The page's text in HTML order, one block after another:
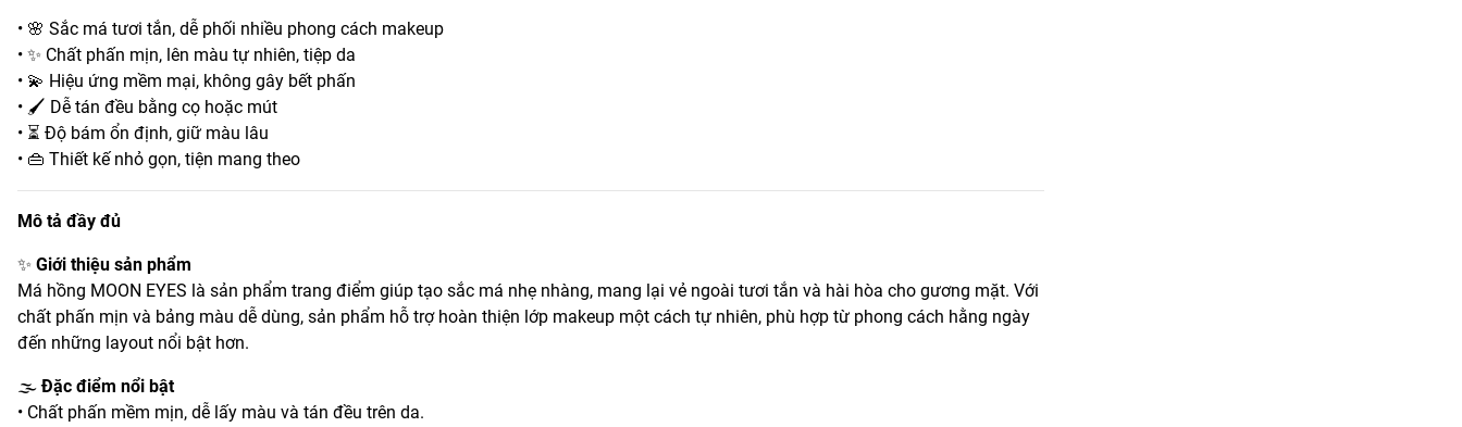
• 🌸 Sắc má tươi tắn, dễ phối nhiều phong cách makeup
• ✨ Chất phấn mịn, lên màu tự nhiên, tiệp da
• 💫 Hiệu ứng mềm mại, không gây bết phấn
• 🖌️ Dễ tán đều bằng cọ hoặc mút
• ⏳ Độ bám ổn định, giữ màu lâu
• 👜 Thiết kế nhỏ gọn, tiện mang theo
Mô tả đầy đủ
✨ Giới thiệu sản phẩm
Má hồng MOON EYES là sản phẩm trang điểm giúp tạo sắc má nhẹ nhàng, mang lại vẻ ngoài tươi tắn và hài hòa cho gương mặt. Với
chất phấn mịn và bảng màu dễ dùng, sản phẩm hỗ trợ hoàn thiện lớp makeup một cách tự nhiên, phù hợp từ phong cách hằng ngày
đến những layout nổi bật hơn.
🌫️Đặc điểm nổi bật
• Chất phấn mềm mịn, dễ lấy màu và tán đều trên da.